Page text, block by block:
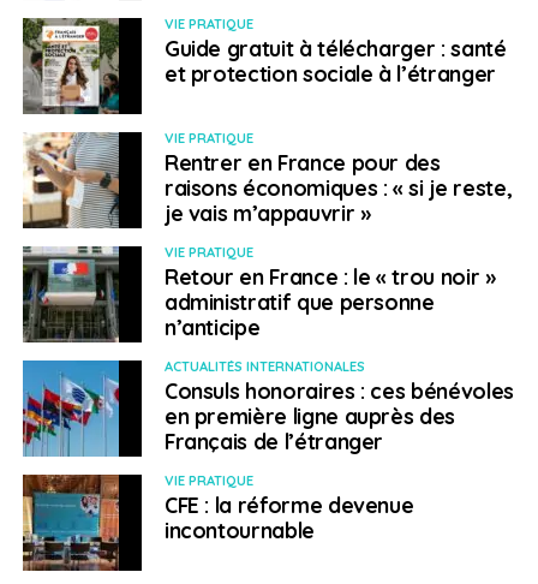
quotidiennement : en effet, la pratique de l’anglais se
poursuit en dehors des cours, les familles d’accueil
parlant également un très bon anglais.
linguistique, rien de peut l’arrêter !
Unobjectif personnel stimulantet très bénéfique
pour envisager ensuite sa scolarité : deux langues de
plus à son CV, confiance en soi, autonomie, maturité et
ouverture d’esprit sont à la clé.
Niveau d’études requis pour un départ en Suède, au
Danemark* ou en Norvège : troisième, seconde ou
première.
Départs pour l’année scolaire 2022/2023 : septembre
2022.
Durées possibles du séjour : un trimestre, un semestre
ou une année scolaire.
(*)3 jours/2 nuits à Copenhague inclus en septembre.
VIE PRATIQUE
Guide gratuit à télécharger : santé
et protection sociale à l’étranger
VIE PRATIQUE
Rentrer en France pour des
raisons économiques : « si je reste,
je vais m’appauvrir »
VIE PRATIQUE
Retour en France : le « trou noir »
administratif que personne
n’anticipe
ACTUALITÉS INTERNATIONALES
Consuls honoraires : ces bénévoles
en première ligne auprès des
Français de l’étranger
VIE PRATIQUE
CFE : la réforme devenue
incontournable